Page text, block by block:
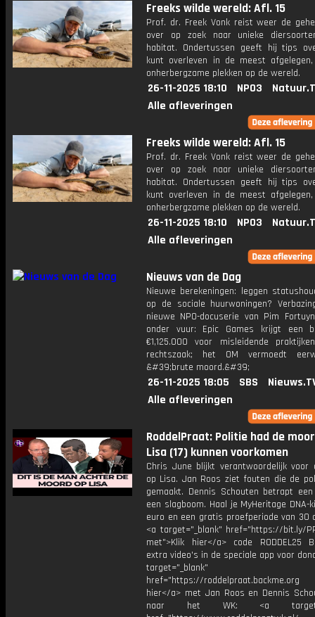
Freeks wilde wereld: Afl. 15
Prof. dr. Freek Vonk reist weer de
over op zoek naar unieke
habitat. Ondertussen geeft hij tips
kunt overleven in de meest
onherbergzame plekken op de wereld.
26-11-2025 18:10 NPO3
Alle afleveringen
Freeks wilde wereld: Afl. 15
Prof. dr. Freek Vonk reist weer de
over op zoek naar unieke
habitat. Ondertussen geeft hij tips
kunt overleven in de meest
onherbergzame plekken op de wereld.
26-11-2025 18:10 NPO3
Alle afleveringen
Nieuws van de Dag
Nieuwe berekeningen: leggen
op de sociale huurwoningen?
nieuwe NPO-docuserie van Pim
onder vuur: Epic Games krijgt een
€1,125.000 voor misleidende
rechtszaak; het OM vermoedt
&#39;brute moord.&#39;
26-11-2025 18:05 SBS
Alle afleveringen
RoddelPraat: Politie had de
Lisa (17) kunnen voorkomen
Chris June blijkt verantwoordelijk voor
op Lisa. Jan Roos ziet fouten die de
gemaakt. Dennis Schouten betrapt
een slagboom. Haal je MyHeritage DNA-
euro en een gratis proefperiode van 30
<a target="_blank" href="https://bit.ly/
met">Klik hier</a> code RODDEL25
extra video's in de speciale app voor
target="_blank"
href="https://roddelpraat.backme.org
hier</a> met Jan Roos en Dennis
naar het WK: <a